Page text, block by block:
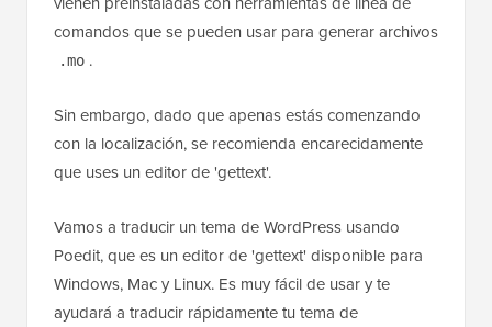
comandos que se pueden usar para generar archivos
.mo .
Sin embargo, dado que apenas estás comenzando
con la localización, se recomienda encarecidamente
que uses un editor de 'gettext'.
Vamos a traducir un tema de WordPress usando
Poedit, que es un editor de 'gettext' disponible para
Windows, Mac y Linux. Es muy fácil de usar y te
ayudará a traducir rápidamente tu tema de